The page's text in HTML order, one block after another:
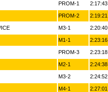
PROM-1 2:17:43
PROM-2 2:19:21
M3-1 2:20:40
M1-1 2:23:16
PROM-3 2:23:18
M2-1 2:24:38
M3-2 2:24:52
M4-1 2:27:01